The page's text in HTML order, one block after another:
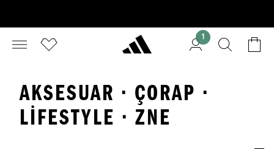
1
AKSESUAR · ÇORAP ·
LIFESTYLE · ZNE